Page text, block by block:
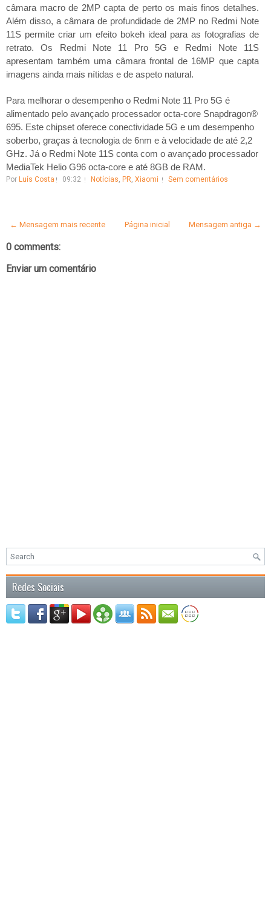
câmara macro de 2MP capta de perto os mais finos detalhes.
Além disso, a câmara de profundidade de 2MP no Redmi Note
11S permite criar um efeito bokeh ideal para as fotografias de
retrato. Os Redmi Note 11 Pro 5G e Redmi Note 11S
apresentam também uma câmara frontal de 16MP que capta
imagens ainda mais nítidas e de aspeto natural.
Para melhorar o desempenho o Redmi Note 11 Pro 5G é
alimentado pelo avançado processador octa-core Snapdragon®
695. Este chipset oferece conectividade 5G e um desempenho
soberbo, graças à tecnologia de 6nm e à velocidade de até 2,2
GHz. Já o Redmi Note 11S conta com o avançado processador
MediaTek Helio G96 octa-core e até 8GB de RAM.
Por Luís Costa 09:32 Notícias, PR, Xiaomi Sem comentários
← Mensagem mais recente Mensagem antiga →
Página inicial
0 comments:
Enviar um comentário
Redes Sociais